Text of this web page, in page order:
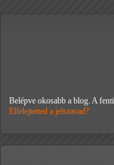
Belépve okosabb a blog. A
Elfelejtetted a jelszavad?